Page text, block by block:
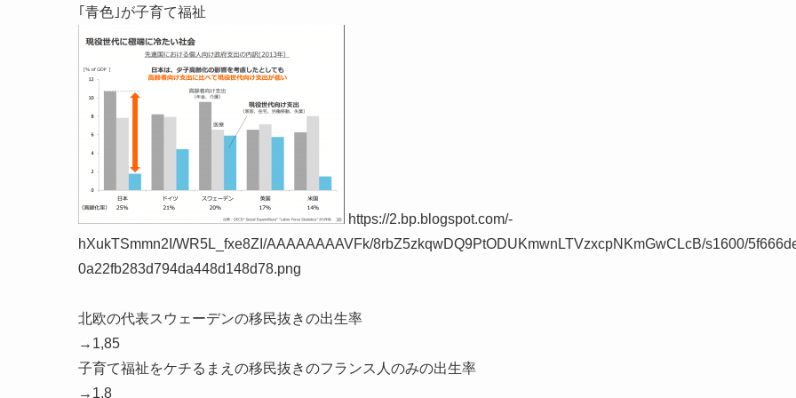
｢青色｣が子育て福祉
https://2.bp.blogspot.com/-
hXukTSmmn2I/WR5L_fxe8ZI/AAAAAAAAVFk/8rbZ5zkqwDQ9PtODUKmwnLTVzxcpNKmGwCLcB/s1600/
0a22fb283d794da448d148d78.png
北欧の代表スウェーデンの移民抜きの出生率
→1,85
子育て福祉をケチるまえの移民抜きのフランス人のみの出生率
→1,8